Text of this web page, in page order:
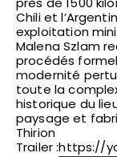
Chili et
exploitation
Malena Szlam
procédés
modernité
toute la
historique du
paysage et
Thirion
Trailer :https://